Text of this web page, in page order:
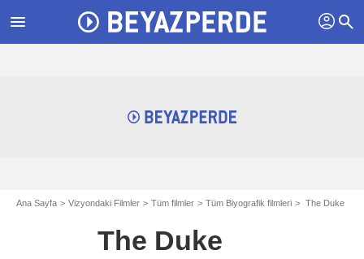
menu profil search
Ana Sayfa Vizyondaki Filmler Tüm filmler Tüm Biyografik filmleri The Duke
The Duke